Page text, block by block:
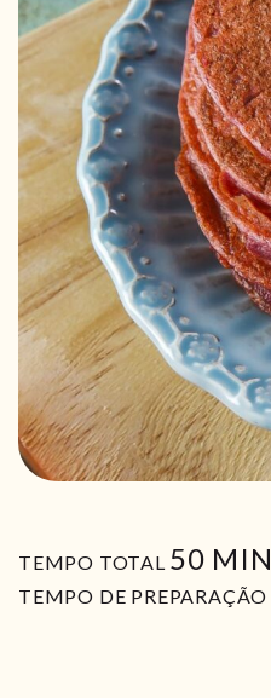
TEMPO TOTAL 50MIN
MIN
TEMPO DE PREPARAÇÃO